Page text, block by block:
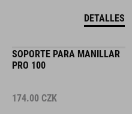
DETALLES
SOPORTE PARA MANILLAR
PRO 100
174.00 CZK